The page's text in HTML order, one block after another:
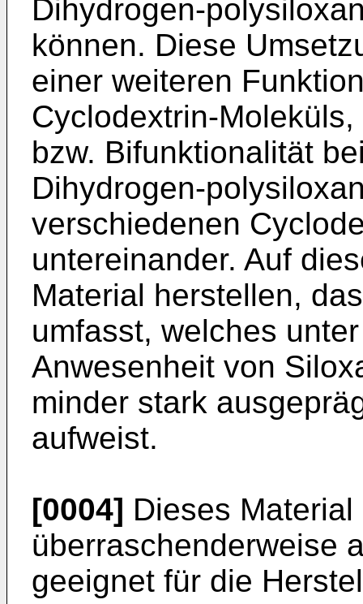
Dihydrogen-
können. Diese
einer weiteren
Cyclodextrin-
bzw. Bifunktionalität
Dihydrogen-
verschiedenen
untereinander. Auf
Material herstellen,
umfasst, welches
Anwesenheit von
minder stark
aufweist.
[0004] Dieses
überraschenderweise
geeignet für die